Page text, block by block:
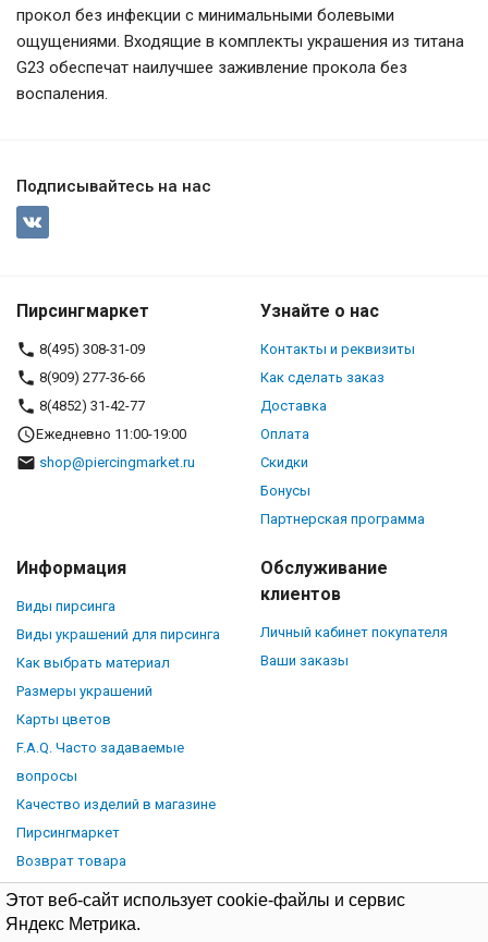
Этот веб-сайт использует cookie-файлы и сервис
Яндекс Метрика.
прокол без инфекции с минимальными болевыми
ощущениями. Входящие в комплекты украшения из титана
G23 обеспечат наилучшее заживление прокола без
воспаления.
Подписывайтесь на нас
Пирсингмаркет
8(495) 308-31-09
8(909) 277-36-66
8(4852) 31-42-77
Ежедневно 11:00-19:00
shop@piercingmarket.ru
Узнайте о нас
Контакты и реквизиты
Как сделать заказ
Доставка
Оплата
Скидки
Бонусы
Партнерская программа
Информация
Виды пирсинга
Виды украшений для пирсинга
Как выбрать материал
Размеры украшений
Карты цветов
F.A.Q. Часто задаваемые
вопросы
Качество изделий в магазине
Пирсингмаркет
Возврат товара
Обслуживание
клиентов
Личный кабинет покупателя
Ваши заказы